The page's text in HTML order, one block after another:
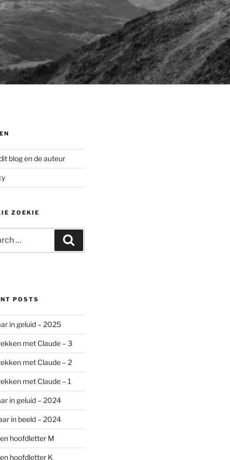
blog en de auteur
ZOEKIE
POSTS
in geluid – 2025
met Claude – 3
met Claude – 2
met Claude – 1
in geluid – 2024
in beeld – 2024
hoofdletter M
hoofdletter K